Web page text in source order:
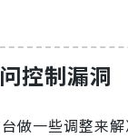
控制漏洞
做一些调整来